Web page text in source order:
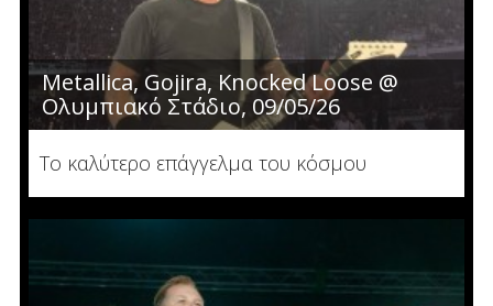
Metallica, Gojira, Knocked Loose @
Ολυμπιακό Στάδιο, 09/05/26
Το καλύτερο επάγγελμα του κόσμου